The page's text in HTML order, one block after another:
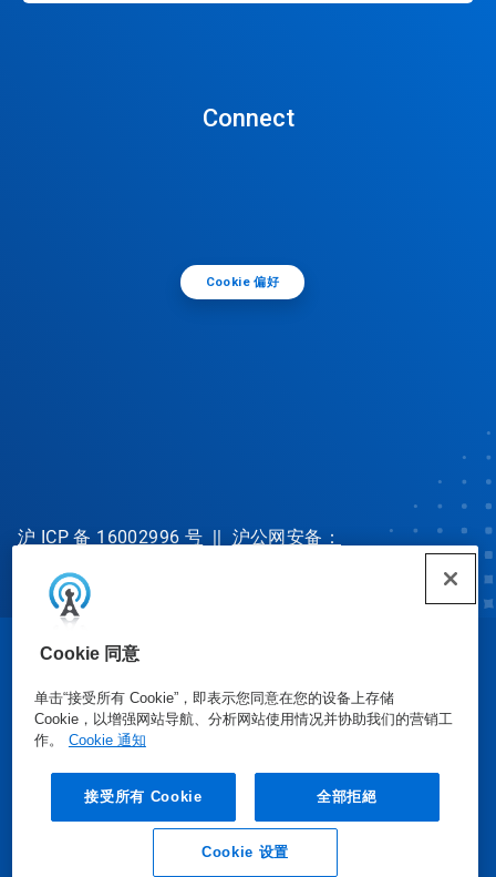
Cookie 同意
单击“接受所有 Cookie”，即表示您同意在您的设备上存储
Cookie，以增强网站导航、分析网站使用情况并协助我们的营销工
作。
Cookie 通知
接受所有 Cookie 全部拒絕
Cookie 设置
Connect
Cookie 偏好
沪 ICP 备 16002996 号 || 沪公网安备：
31010702002902 号
安全数据表 | 隐私政策|使用条款